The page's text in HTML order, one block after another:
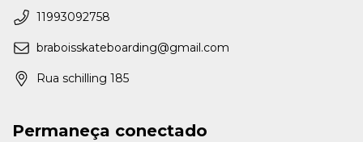
11993092758
braboisskateboarding@gmail.com
Rua schilling 185
Permaneça conectado